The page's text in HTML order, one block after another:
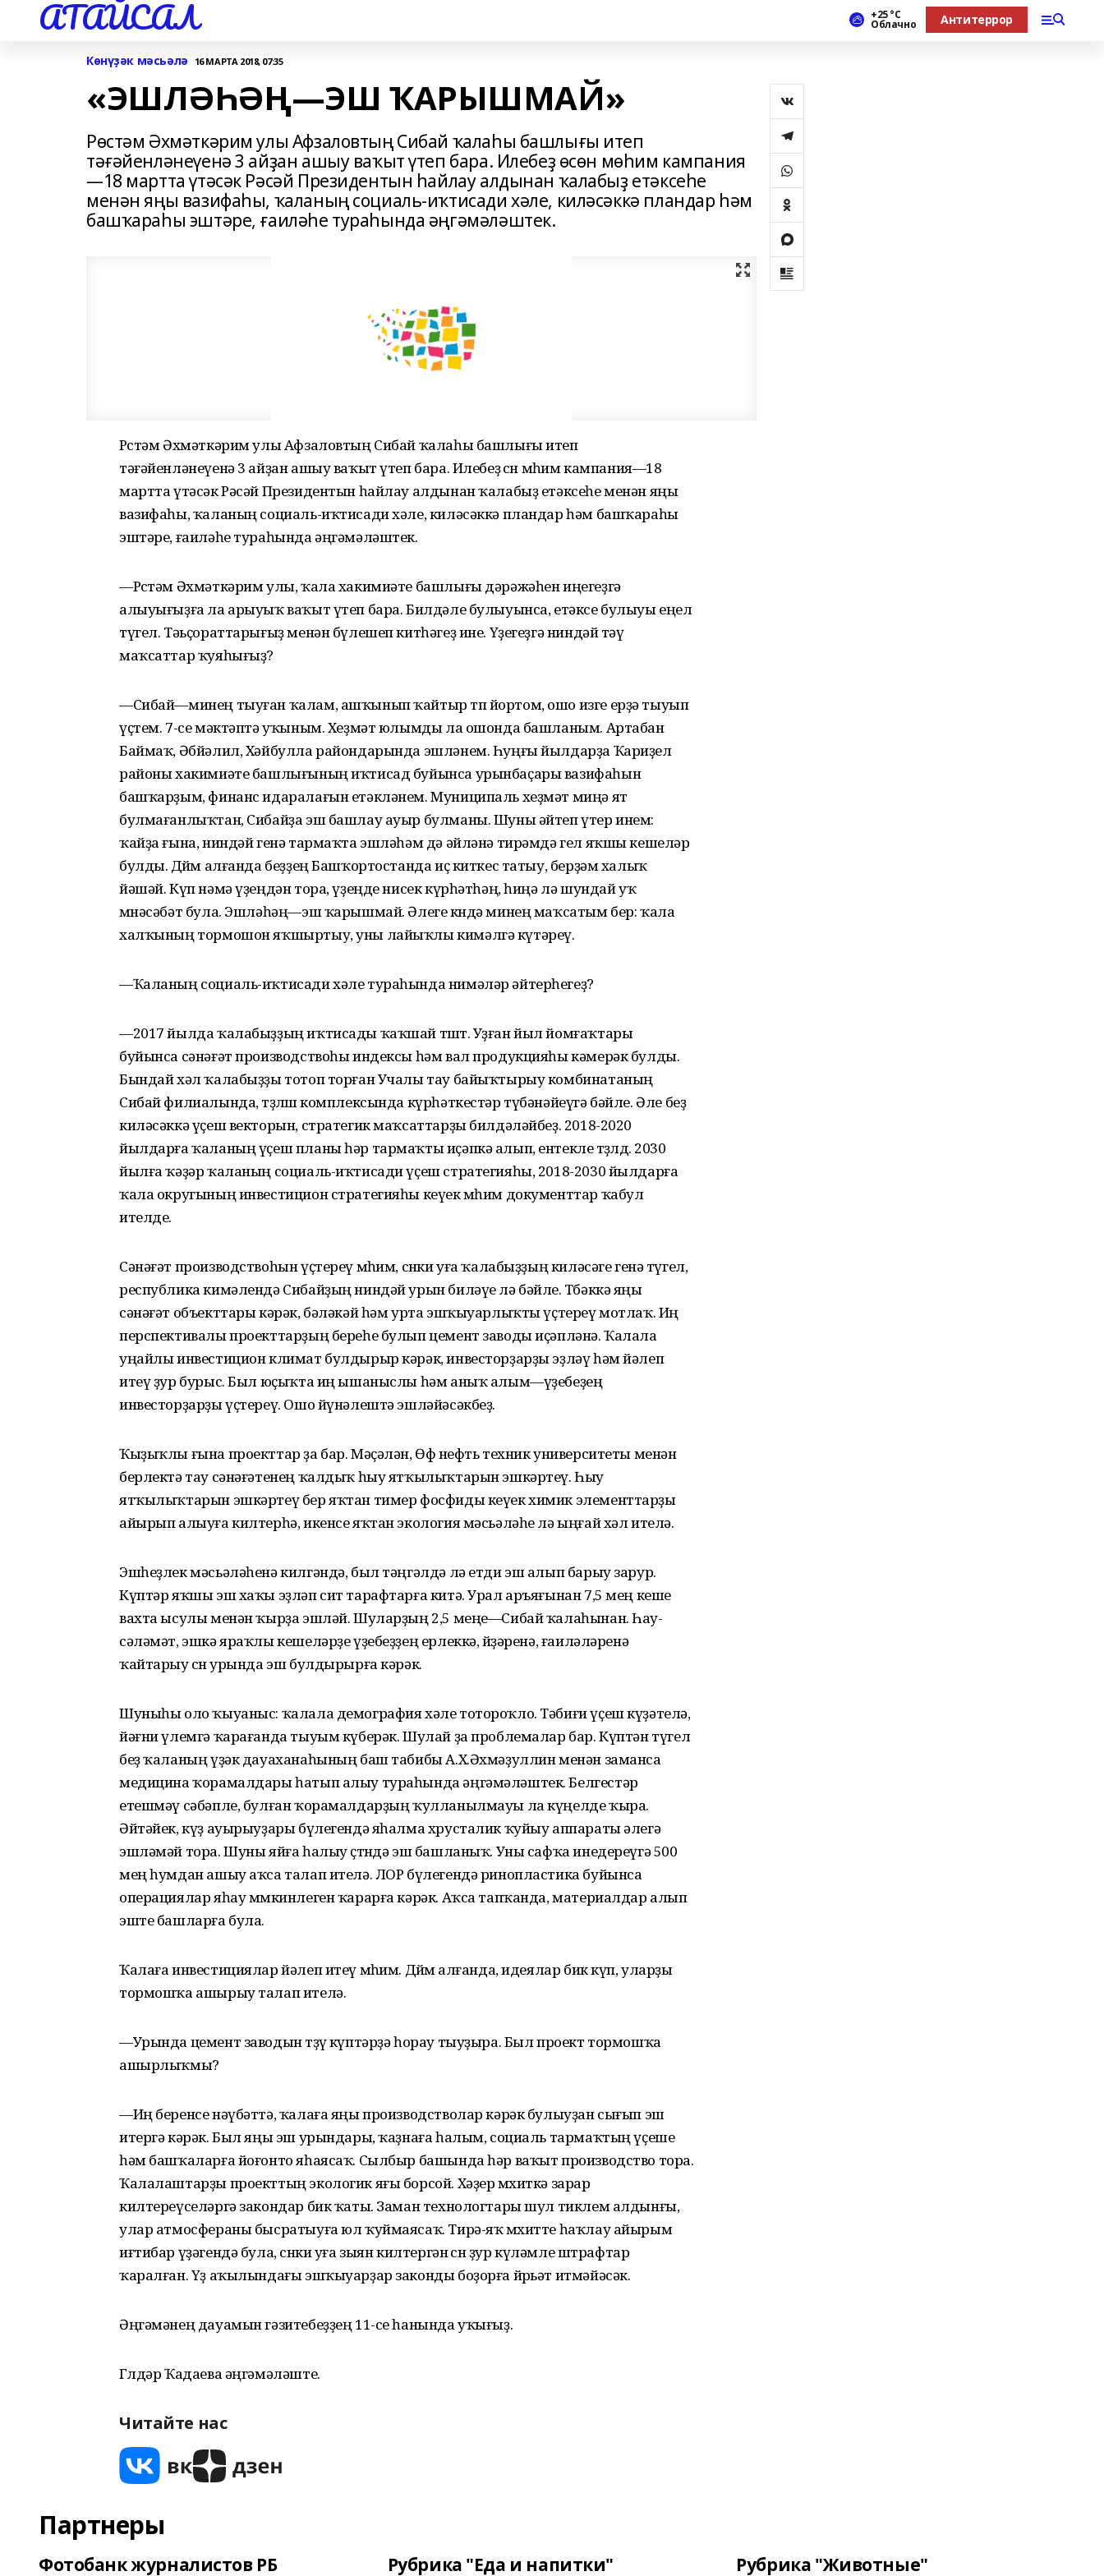
АТАЙСАЛ +25 °С
Облачно Антитеррор
Көнүҙәк мәсьәлә 16 МАРТА 2018, 07:35
«ЭШЛӘҺӘҢ—ЭШ ҠАРЫШМАЙ»
Рөстәм Әхмәткәрим улы Афзаловтың Сибай ҡалаһы башлығы итеп
тәғәйенләнеүенә 3 айҙан ашыу ваҡыт үтеп бара. Илебеҙ өсөн мөһим кампания
—18 мартта үтәсәк Рәсәй Президентын һайлау алдынан ҡалабыҙ етәксеһе
менән яңы вазифаһы, ҡаланың социаль-иҡтисади хәле, киләсәккә пландар һәм
башҡараһы эштәре, ғаиләһе тураһында әңгәмәләштек.
Рөстәм Әхмәткәрим улы Афзаловтың Сибай ҡалаһы башлығы итеп
тәғәйенләнеүенә 3 айҙан ашыу ваҡыт үтеп бара. Илебеҙ өсөн мөһим кампания—18
мартта үтәсәк Рәсәй Президентын һайлау алдынан ҡалабыҙ етәксеһе менән яңы
вазифаһы, ҡаланың социаль-иҡтисади хәле, киләсәккә пландар һәм башҡараһы
эштәре, ғаиләһе тураһында әңгәмәләштек.
—Рөстәм Әхмәткәрим улы, ҡала хакимиәте башлығы дәрәжәһен иңегеҙгә
алыуығыҙға ла арыуыҡ ваҡыт үтеп бара. Билдәле булыуынса, етәксе булыуы еңел
түгел. Тәьҫораттарығыҙ менән бүлешеп китһәгеҙ ине. Үҙегеҙгә ниндәй тәү
маҡсаттар ҡуяһығыҙ?
—Сибай—минең тыуған ҡалам, ашҡынып ҡайтыр төп йортом, ошо изге ерҙә тыуып
үҫтем. 7-се мәктәптә уҡыным. Хеҙмәт юлымды ла ошонда башланым. Артабан
Баймаҡ, Әбйәлил, Хәйбулла райондарында эшләнем. Һуңғы йылдарҙа Ҡариҙел
районы хакимиәте башлығының иҡтисад буйынса урынбаҫары вазифаһын
башҡарҙым, финанс идаралағын етәкләнем. Муниципаль хеҙмәт миңә ят
булмағанлыҡтан, Сибайҙа эш башлау ауыр булманы. Шуны әйтеп үтер инем:
ҡайҙа ғына, ниндәй генә тармаҡта эшләһәм дә әйләнә тирәмдә гел яҡшы кешеләр
булды. Дөйөм алғанда беҙҙең Башҡортостанда иҫ киткес татыу, берҙәм халыҡ
йәшәй. Күп нәмә үҙеңдән тора, үҙеңде нисек күрһәтһәң, һиңә лә шундай уҡ
мөнәсәбәт була. Эшләһәң—эш ҡарышмай. Әлеге көндә минең маҡсатым бер: ҡала
халҡының тормошон яҡшыртыу, уны лайыҡлы кимәлгә күтәреү.
—Ҡаланың социаль-иҡтисади хәле тураһында нимәләр әйтерһегеҙ?
—2017 йылда ҡалабыҙҙың иҡтисады ҡаҡшай төштө. Уҙған йыл йомғаҡтары
буйынса сәнәғәт производствоһы индексы һәм вал продукцияһы кәмерәк булды.
Бындай хәл ҡалабыҙҙы тотоп торған Учалы тау байыҡтырыу комбинатаның
Сибай филиалында, төҙөлөш комплексында күрһәткестәр түбәнәйеүгә бәйле. Әле беҙ
киләсәккә үҫеш векторын, стратегик маҡсаттарҙы билдәләйбеҙ. 2018-2020
йылдарға ҡаланың үҫеш планы һәр тармаҡты иҫәпкә алып, ентекле төҙөлдө. 2030
йылға ҡәҙәр ҡаланың социаль-иҡтисади үҫеш стратегияһы, 2018-2030 йылдарға
ҡала округының инвестицион стратегияһы кеүек мөһим документтар ҡабул
ителде.
Сәнәғәт производствоһын үҫтереү мөһим, сөнки уға ҡалабыҙҙың киләсәге генә түгел,
республика кимәлендә Сибайҙың ниндәй урын биләүе лә бәйле. Төбәккә яңы
сәнәғәт объекттары кәрәк, бәләкәй һәм урта эшҡыуарлыҡты үҫтереү мотлаҡ. Иң
перспективалы проекттарҙың береһе булып цемент заводы иҫәпләнә. Ҡалала
уңайлы инвестицион климат булдырыр кәрәк, инвесторҙарҙы эҙләү һәм йәлеп
итеү ҙур бурыс. Был юҫыҡта иң ышаныслы һәм аныҡ алым—үҙебеҙең
инвесторҙарҙы үҫтереү. Ошо йүнәлештә эшләйәсәкбеҙ.
Ҡыҙыҡлы ғына проекттар ҙа бар. Мәҫәлән, Өфө нефть техник университеты менән
берлектә тау сәнәғәтенең ҡалдыҡ һыу ятҡылыҡтарын эшкәртеү. Һыу
ятҡылыҡтарын эшкәртеү бер яҡтан тимер фосфиды кеүек химик элементтарҙы
айырып алыуға килтерһә, икенсе яҡтан экология мәсьәләһе лә ыңғай хәл ителә.
Эшһеҙлек мәсьәләһенә килгәндә, был тәңгәлдә лә етди эш алып барыу зарур.
Күптәр яҡшы эш хаҡы эҙләп сит тарафтарға китә. Урал аръяғынан 7,5 мең кеше
вахта ысулы менән ҡырҙа эшләй. Шуларҙың 2,5 меңе—Сибай ҡалаһынан. Һау-
сәләмәт, эшкә яраҡлы кешеләрҙе үҙебеҙҙең ерлеккә, өйҙәренә, ғаиләләренә
ҡайтарыу өсөн урында эш булдырырға кәрәк.
Шуныһы оло ҡыуаныс: ҡалала демография хәле тотороҡло. Тәбиғи үҫеш күҙәтелә,
йәғни үлемгә ҡарағанда тыуым күберәк. Шулай ҙа проблемалар бар. Күптән түгел
беҙ ҡаланың үҙәк дауаханаһының баш табибы А.Х.Әхмәҙуллин менән заманса
медицина ҡорамалдары һатып алыу тураһында әңгәмәләштек. Белгестәр
етешмәү сәбәпле, булған ҡорамалдарҙың ҡулланылмауы ла күңелде ҡыра.
Әйтәйек, күҙ ауырыуҙары бүлегендә яһалма хрусталик ҡуйыу аппараты әлегә
эшләмәй тора. Шуны яйға һалыу өҫтөндә эш башланыҡ. Уны сафҡа инедереүгә 500
мең һумдан ашыу аҡса талап ителә. ЛОР бүлегендә ринопластика буйынса
операциялар яһау мөмкинлеген ҡарарға кәрәк. Аҡса тапҡанда, материалдар алып
эште башларға була.
Ҡалаға инвестициялар йәлеп итеү мөһим. Дөйөм алғанда, идеялар бик күп, уларҙы
тормошҡа ашырыу талап ителә.
—Урында цемент заводын төҙөү күптәрҙә һорау тыуҙыра. Был проект тормошҡа
ашырлыҡмы?
—Иң беренсе нәүбәттә, ҡалаға яңы производстволар кәрәк булыуҙан сығып эш
итергә кәрәк. Был яңы эш урындары, ҡаҙнаға һалым, социаль тармаҡтың үҫеше
һәм башҡаларға йоғонто яһаясаҡ. Сылбыр башында һәр ваҡыт производство тора.
Ҡалалаштарҙы проекттың экологик яғы борсой. Хәҙер мөхиткә зарар
килтереүселәргә закондар бик ҡаты. Заман технологтары шул тиклем алдынғы,
улар атмосфераны бысратыуға юл ҡуймаясаҡ. Тирә-яҡ мөхитте һаҡлау айырым
иғтибар үҙәгендә була, сөнки уға зыян килтергән өсөн ҙур күләмле штрафтар
ҡаралған. Үҙ аҡылындағы эшҡыуарҙар законды боҙорға йөрьәт итмәйәсәк.
Әңгәмәнең дауамын гәзитебеҙҙең 11-се һанында уҡығыҙ.
Гөлдәр Ҡадаева әңгәмәләште.
Читайте нас
Партнеры
Фотобанк журналистов РБ Рубрика "Еда и напитки" Рубрика "Животные"